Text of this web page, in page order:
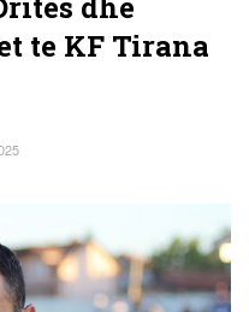
te KF Tirana